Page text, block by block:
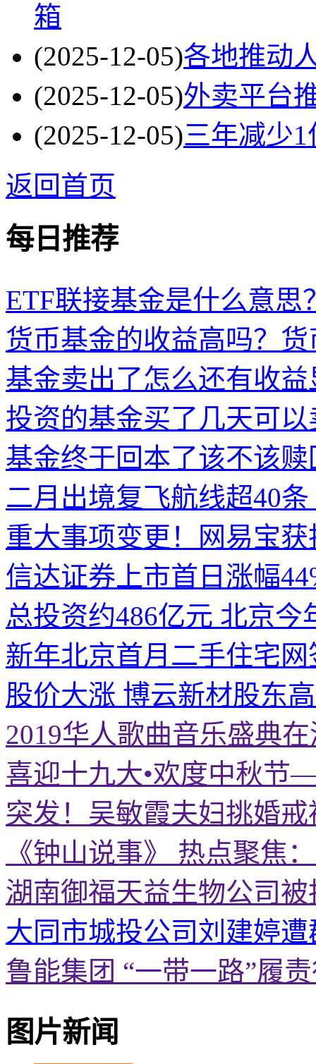
箱
(2025-12-05)各地推动
(2025-12-05)外卖平台
(2025-12-05)三年减少
返回首页
每日推荐
ETF联接基金是什么意思
货币基金的收益高吗？
基金卖出了怎么还有收
投资的基金买了几天可
基金终于回本了该不该
二月出境复飞航线超40
重大事项变更！网易宝
信达证券上市首日涨幅
总投资约486亿元 北京今
新年北京首月二手住宅
股价大涨 博云新材股东
2019华人歌曲音乐盛典
喜迎十九大•欢度中秋节
突发！吴敏霞夫妇挑婚
《钟山说事》 热点聚焦
湖南御福天益生物公司
大同市城投公司刘建婷
鲁能集团 “一带一路”履
图片新闻